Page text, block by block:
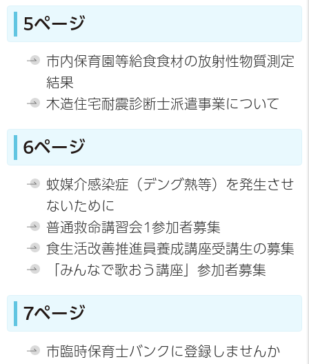
5ページ
市内保育園等給食食材の放射性物質測定
結果
木造住宅耐震診断士派遣事業について
6ページ
蚊媒介感染症（デング熱等）を発生させ
ないために
普通救命講習会1参加者募集
食生活改善推進員養成講座受講生の募集
「みんなで歌おう講座」参加者募集
7ページ
市臨時保育士バンクに登録しませんか